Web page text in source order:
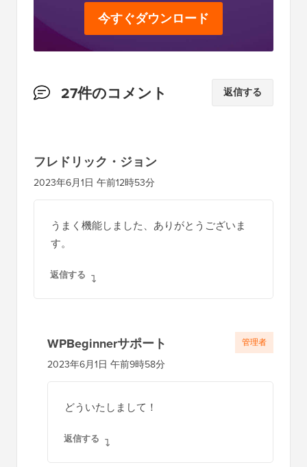
ョンです！
今すぐダウンロード
と
の
イ
シ
ン
フレドリック・ジョン
2023年6月1日 午前12時53分
うまく機能しました、ありがとうございま
返信する
WPBeginnerサポート
2023年6月1日 午前9時58分
返信する